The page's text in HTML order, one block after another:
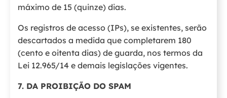
máximo de 15 (quinze) dias.
Os registros de acesso (IPs), se existentes, serão
descartados a medida que completarem 180
(cento e oitenta dias) de guarda, nos termos da
Lei 12.965/14 e demais legislações vigentes.
7. DA PROIBIÇÃO DO SPAM